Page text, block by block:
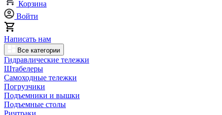
Корзина
Войти
Написать нам
Все категории
Гидравлические тележки
Штабелеры
Самоходные тележки
Погрузчики
Подъемники и вышки
Подъемные столы
Ричтраки